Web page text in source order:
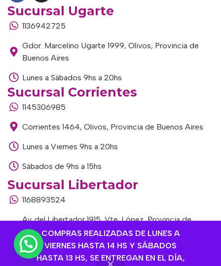
COMPRAS REALIZADAS DE LUNES A
VIERNES HASTA 14 HS Y SÁBADOS
HASTA 13 HS, SE ENTREGAN EN EL DÍA,
Sucursal Ugarte
1136942725
Gdor. Marcelino Ugarte 1999, Olivos, Provincia de
Buenos Aires
Lunes a Sábados 9hs a 20hs
Sucursal Corrientes
1145306985
Corrientes 1464, Olivos, Provincia de Buenos Aires
Lunes a Viernes 9hs a 20hs
Sábados de 9hs a 15hs
Sucursal Libertador
1168893524
Av. del Libertador 1915, Vte. López, Provincia de
Buenos Aires
Lunes a Viernes de 9hs a 13hs / 16hs a 20hs